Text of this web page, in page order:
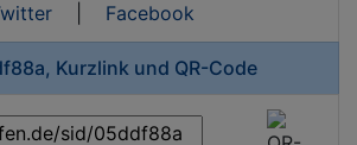
| Facebook
Kurzlink und QR-Code